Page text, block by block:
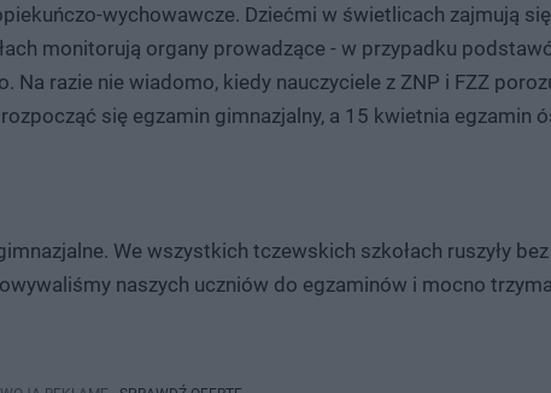
wychowawcze. Dziećmi w świetlicach zajmują
monitorują organy prowadzące - w przypadku
razie nie wiadomo, kiedy nauczyciele z ZNP i FZZ
się egzamin gimnazjalny, a 15 kwietnia egzamin
We wszystkich tczewskich szkołach ruszyły bez
naszych uczniów do egzaminów i mocno